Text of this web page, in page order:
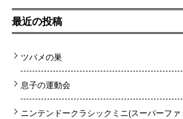
最近の投稿
ツバメの巣
息子の運動会
ニンテンドークラシックミニ(スーパーファ